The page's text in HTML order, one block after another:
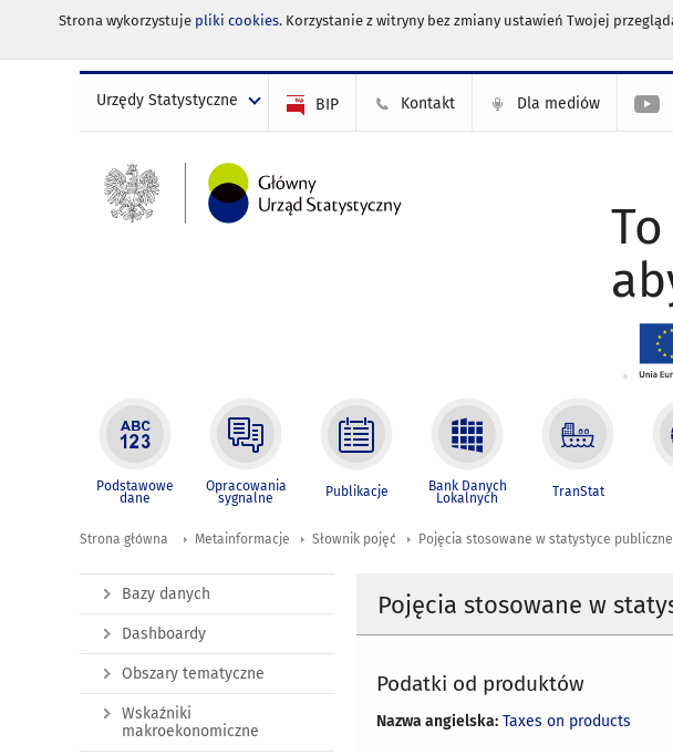
Strona wykorzystuje pliki cookies. Korzystanie z witryny bez zmiany ustawień Twojej
Urzędy Statystyczne BIP Kontakt Dla mediów
Podstawowe
dane
Opracowania
sygnalne Publikacje Bank Danych
Lokalnych TranStat
Strona główna Metainformacje Słownik pojęć Pojęcia stosowane w statystyce
Pojęcia stosowane w
Podatki od produktów
Nazwa angielska: Taxes on products
Bazy danych
Dashboardy
Obszary tematyczne
Wskaźniki
makroekonomiczne